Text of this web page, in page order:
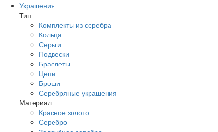
Украшения
Тип
Комплекты из серебра
Кольца
Серьги
Подвески
Браслеты
Цепи
Броши
Серебряные украшения
Материал
Красное золото
Серебро